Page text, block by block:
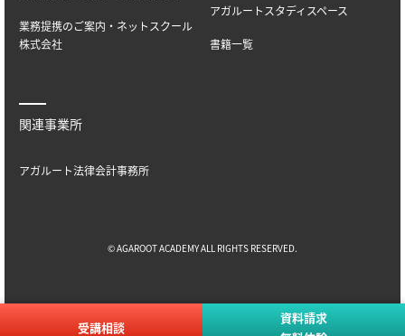
受講相談
資料請求
業務提携のご案内・ネットスクール
株式会社
アガルートスタディスペース
書籍一覧
関連事業所
アガルート法律会計事務所
© AGAROOT ACADEMY ALL RIGHTS RESERVED.